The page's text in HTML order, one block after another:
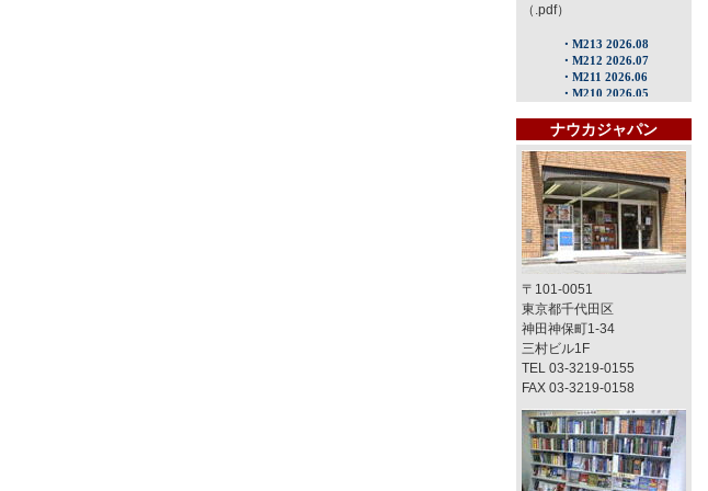
（.pdf）
ナウカジャパン
〒101-0051
東京都千代田区
神田神保町1-34
三村ビル1F
TEL 03-3219-0155
FAX 03-3219-0158